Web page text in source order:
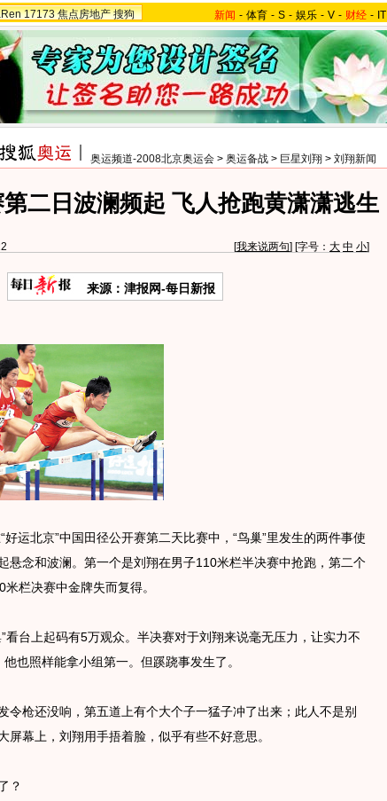
17173 焦点房地产 搜狗 新闻 - 体育 - S - 娱乐 - V - 财经 - IT
奥运频道-2008北京奥运会 > 奥运备战 > 巨星刘翔 > 刘翔新闻
第二日波澜频起 飞人抢跑黄潇潇逃生
[我来说两句] [字号： 大 中 小]
来源：津报网-每日新报
北京”中国田径公开赛第二天比赛中，“鸟巢”里发生的两件事使
悬念和波澜。第一个是刘翔在男子110米栏半决赛中抢跑，第二个
栏决赛中金牌失而复得。
台上起码有5万观众。半决赛对于刘翔来说毫无压力，让实力不
也照样能拿小组第一。但蹊跷事发生了。
枪还没响，第五道上有个大个子一猛子冲了出来；此人不是别
屏幕上，刘翔用手捂着脸，似乎有些不好意思。
？